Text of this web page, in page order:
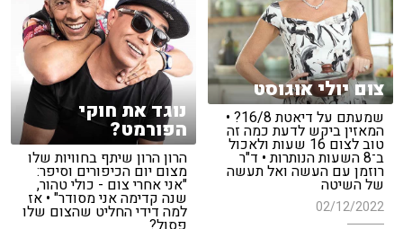
צום יולי אוגוסט
שמעתם על דיאטת 16/8? •
המאזין ביקש לדעת כמה זה
טוב לצום 16 שעות ולאכול
ב־8 השעות הנותרות • ד"ר
רוזמן עם העשה ואל תעשה
של השיטה
02/12/2022
נוגד את חוקי
הפורמט?
הרון הרון שיתף בחוויות שלו
מצום יום הכיפורים וסיפר:
"אני אחרי צום - כולי טהור,
שנה קדימה אני מסודר" • אז
למה דידי החליט שהצום שלו